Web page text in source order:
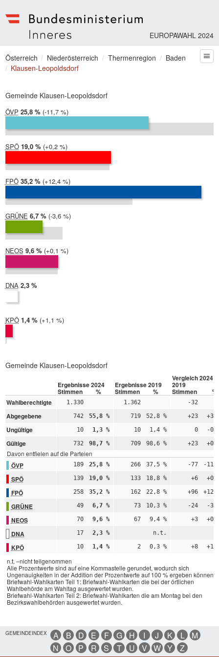
EUROPAWAHL 2024
Sie befinden sich hier
Österreich Niederösterreich Thermenregion
Baden
Klausen-Leopoldsdorf
Gemeinde Klausen-Leopoldsdorf
ÖVP 2024:
25,8 %
2019:
37,5 %
Differenz:
-11,7 %
SPÖ 2024:
19,0 %
2019:
18,8 %
Differenz:
+0,2 %
FPÖ 2024:
35,2 %
2019:
22,8 %
Differenz:
+12,4 %
GRÜNE 2024:
6,7 % Differenz:
-3,6 %
NEOS 2024:
9,6 %
2019:
9,4 %
Differenz:
+0,1 %
DNA 2024:
2,3 %
KPÖ 2024:
1,4 % Differenz:
+1,1 %
Gemeinde Klausen-Leopoldsdorf
Ergebnisse 2024 Ergebnisse 2019
Vergleich 2024 –
2019
Stimmen % Stimmen % Stimmen
%
Wahlberechtigte
1.330 1.362 -32
Abgegebene 742 55,8 % 719 52,8 % +23
Ungültige 10 1,3 % 10 1,4 % 0 -
Gültige 732 98,7 % 709 98,6 % +23
Davon entfielen auf die Parteien
ÖVP 189 25,8 % 266 37,5 % -77 -
SPÖ 139 19,0 % 133 18,8 % +6
FPÖ 258 35,2 % 162 22,8 % +96
GRÜNE 49 6,7 % 73 10,3 % -24 -
NEOS 70 9,6 % 67 9,4 % +3
DNA 17 2,3 % n.t.
KPÖ 10 1,4 % 2 0,3 % +8
n.t. –nicht teilgenommen
Alle Prozentwerte sind auf eine Kommastelle gerundet, wodurch sich
Ungenauigkeiten in der Addition der Prozentwerte auf 100 % ergeben können.
Briefwahl-Wahlkarten Teil 1: Briefwahl-Wahlkarten die bei der örtlichen
Wahlbehörde am Wahltag ausgewertet wurden.
Briefwahl-Wahlkarten Teil 2: Briefwahl-Wahlkarten die am Montag bei den
Bezirkswahlbehörden ausgewertet wurden.
GEMEINDEINDEX A B D E F G H I J K L
M
N
O P R S T U V W Y Z